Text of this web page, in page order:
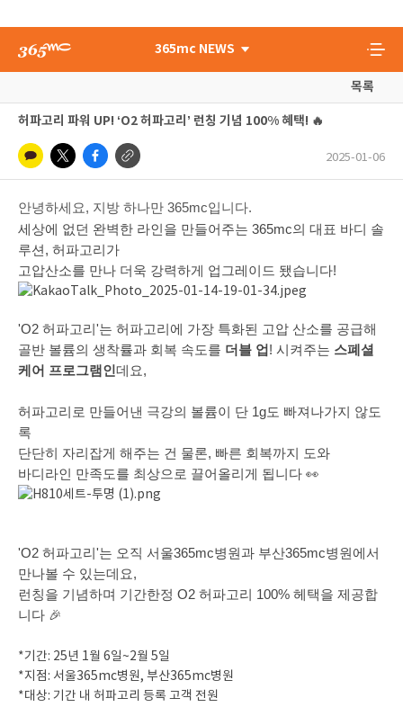
365mc NEWS
목록
허파고리 파워 UP! ‘O2 허파고리’ 런칭 기념 100% 혜택! 🔥
2025-01-06
안녕하세요, 지방 하나만 365mc입니다.
세상에 없던 완벽한 라인을 만들어주는 365mc의 대표 바디 솔
루션, 허파고리가
고압산소를 만나 더욱 강력하게 업그레이드 됐습니다!
'O2 허파고리'는 허파고리에 가장 특화된 고압 산소를 공급해
골반 볼륨의 생착률과 회복 속도를 더블 업 ! 시켜주는 스폐셜
케어 프로그램인 데요,
허파고리로 만들어낸 극강의 볼륨이 단 1g도 빠져나가지 않도
록
단단히 자리잡게 해주는 건 물론, 빠른 회복까지 도와
바디라인 만족도를 최상으로 끌어올리게 됩니다 👀
'O2 허파고리'는 오직 서울365mc병원과 부산365mc병원에서
만나볼 수 있는데요,
런칭을 기념하며 기간한정 O2 허파고리 100% 헤택을 제공합
니다 🎉
*기간: 25년 1월 6일~2월 5일
*지점: 서울365mc병원, 부산365mc병원
*대상: 기간 내 허파고리 등록 고객 전원